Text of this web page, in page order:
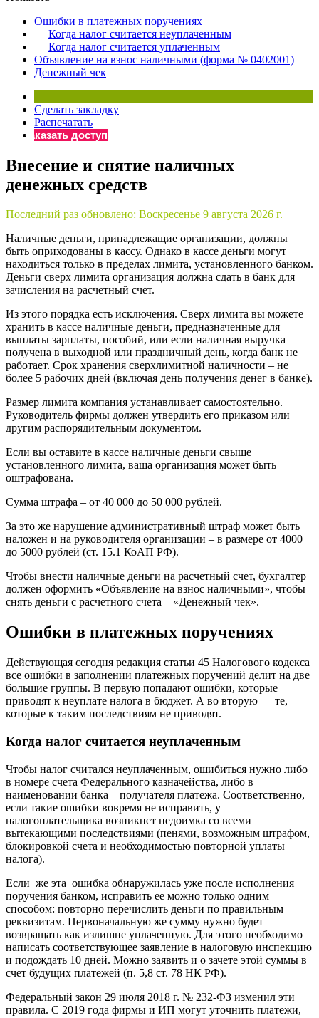
Бератор
«Практическая энциклопедия бухгалтера»
Материалы электронного журнала
«Нормативные акты для бухгалтера»
Материалы электронного журнала
Онлайн-сервисы «Учетная политика» и «Алгоритмы для
Ошибки в платежных поручениях
Когда налог считается неуплаченным
Когда налог считается уплаченным
Объявление на взнос наличными (форма № 0402001)
Денежный чек
Сделать закладку
Распечатать
Заказать доступ
Внесение и снятие наличных
денежных средств
Последний раз обновлено: Воскресенье 9 августа 2026 г.
Наличные деньги, принадлежащие организации, должны
быть оприходованы в кассу. Однако в кассе деньги могут
находиться только в пределах лимита, установленного банком.
Деньги сверх лимита организация должна сдать в банк для
зачисления на расчетный счет.
Из этого порядка есть исключения. Сверх лимита вы можете
хранить в кассе наличные деньги, предназначенные для
выплаты зарплаты, пособий, или если наличная выручка
получена в выходной или праздничный день, когда банк не
работает. Срок хранения сверхлимитной наличности – не
более 5 рабочих дней (включая день получения денег в банке).
Размер лимита компания устанавливает самостоятельно.
Руководитель фирмы должен утвердить его приказом или
другим распорядительным документом.
Если вы оставите в кассе наличные деньги свыше
установленного лимита, ваша организация может быть
оштрафована.
Сумма штрафа – от 40 000 до 50 000 рублей.
За это же нарушение административный штраф может быть
наложен и на руководителя организации – в размере от 4000
до 5000 рублей (ст. 15.1 КоАП РФ).
Чтобы внести наличные деньги на расчетный счет, бухгалтер
должен оформить «Объявление на взнос наличными», чтобы
снять деньги с расчетного счета – «Денежный чек».
Ошибки в платежных поручениях
Действующая сегодня редакция статьи 45 Налогового кодекса
все ошибки в заполнении платежных поручений делит на две
большие группы. В первую попадают ошибки, которые
приводят к неуплате налога в бюджет. А во вторую — те,
которые к таким последствиям не приводят.
Когда налог считается неуплаченным
Чтобы налог считался неуплаченным, ошибиться нужно либо
в номере счета Федерального казначейства, либо в
наименовании банка – получателя платежа. Соответственно,
если такие ошибки вовремя не исправить, у
налогоплательщика возникнет недоимка со всеми
вытекающими последствиями (пенями, возможным штрафом,
блокировкой счета и необходимостью повторной уплаты
налога).
Если же эта ошибка обнаружилась уже после исполнения
поручения банком, исправить ее можно только одним
способом: повторно перечислить деньги по правильным
реквизитам. Первоначальную же сумму нужно будет
возвращать как излишне уплаченную. Для этого необходимо
написать соответствующее заявление в налоговую инспекцию
и подождать 10 дней. Можно заявить и о зачете этой суммы в
счет будущих платежей (п. 5,8 ст. 78 НК РФ).
Федеральный закон 29 июля 2018 г. № 232-ФЗ изменил эти
правила. С 2019 года фирмы и ИП могут уточнить платежи,